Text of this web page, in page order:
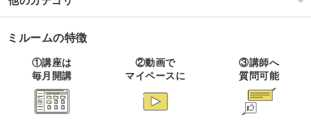
刺繍
すべて
すべて
ソーイング イラスト・絵画
ミルームの特徴
①講座は
毎月開講
②動画で
マイペースに
③講師へ
質問可能